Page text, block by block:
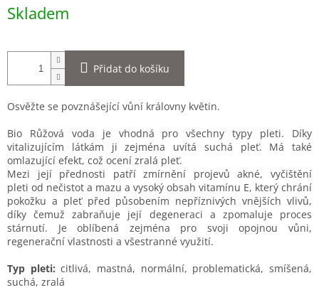
cena:
Skladem
Přidat do košíku
Osvěžte se povznášející vůní královny květin.
Bio Růžová voda je vhodná pro všechny typy pleti. Díky
vitalizujícím látkám ji zejména uvítá suchá pleť. Má také
omlazující efekt, což ocení zralá pleť.
Mezi její přednosti patří zmírnění projevů akné, vyčištění
pleti od nečistot a mazu a vysoký obsah vitamínu E, který chrání
pokožku a pleť před působením nepříznivých vnějších vlivů,
díky čemuž zabraňuje její degeneraci a zpomaluje proces
stárnutí. Je oblíbená zejména pro svoji opojnou vůni,
regenerační vlastnosti a všestranné využití.
Typ pleti:citlivá, mastná, normální, problematická, smíšená,
suchá, zralá